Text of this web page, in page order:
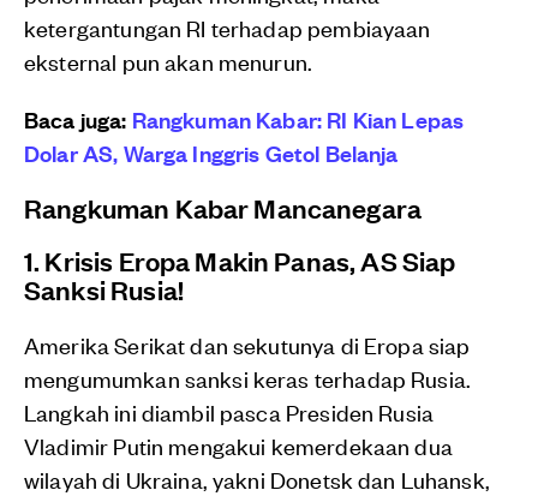
ketergantungan RI terhadap pembiayaan
eksternal pun akan menurun.
Baca juga: Rangkuman Kabar: RI Kian Lepas
Dolar AS, Warga Inggris Getol Belanja
Rangkuman Kabar Mancanegara
1. Krisis Eropa Makin Panas, AS Siap
Sanksi Rusia!
Amerika Serikat dan sekutunya di Eropa siap
mengumumkan sanksi keras terhadap Rusia.
Langkah ini diambil pasca Presiden Rusia
Vladimir Putin mengakui kemerdekaan dua
wilayah di Ukraina, yakni Donetsk dan Luhansk,